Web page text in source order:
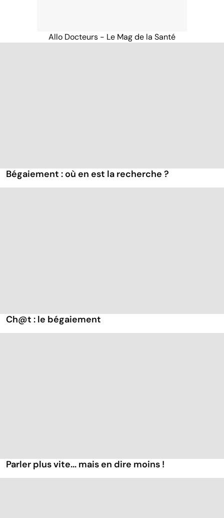
Allo Docteurs - Le Mag de la Santé
Bégaiement : où en est la recherche ?
Ch@t : le bégaiement
Parler plus vite... mais en dire moins !